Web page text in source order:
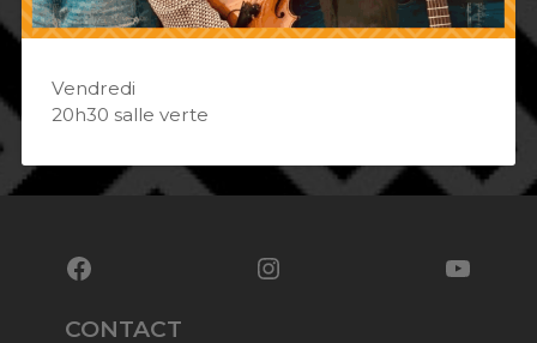
Vendredi
20h30 salle verte
CONTACT